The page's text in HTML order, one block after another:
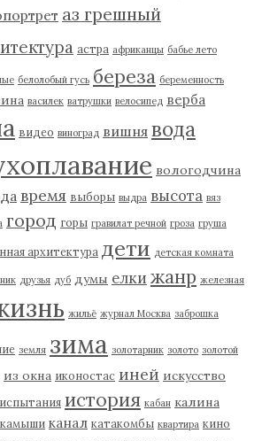
аз грешный
астра африканцы бабье лето
белолобый гусь береза беременность
василек ватрушки велосипед верба
видео виноград вишня вода
вологодчина
время выборы выдра высота вяз
город горы гравилат речной гроза груша
архитектура дети детская комната
друзья дуб думы елки жанр железная
жильё журнал Москва заброшка
земля зима золотарник золото золотой
из окна иконостас иней искусство
испытания история кабан калина
камыши канал катакомбы квартира кино